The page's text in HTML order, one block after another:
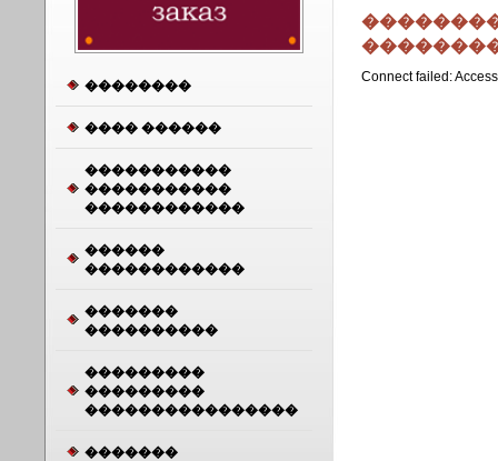
��������
���� ������
�����������
�����������
������������
������
������������
�������
����������
���������
���������
����������������
�������
Connect failed: